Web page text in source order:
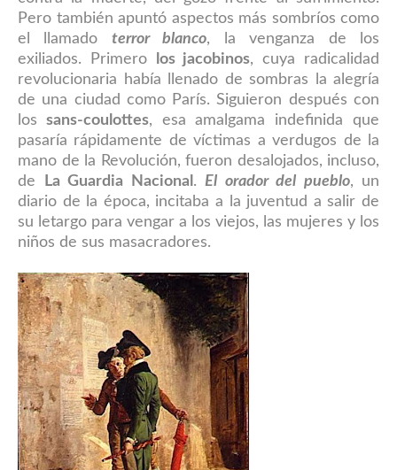
Pero también apuntó aspectos más sombríos como
el llamado terror blanco, la venganza de los
exiliados. Primero
los jacobinos, cuya radicalidad
revolucionaria había llenado de sombras la alegría
de una ciudad como París. Siguieron después con
los sans-coulottes, esa amalgama indefinida que
pasaría rápidamente de víctimas a verdugos de la
mano de la Revolución, fueron desalojados, incluso,
de
La Guardia Nacional . El orador del pueblo, un
diario de la época, incitaba a la juventud a salir de
su letargo para vengar a los viejos, las mujeres y los
niños de sus masacradores.